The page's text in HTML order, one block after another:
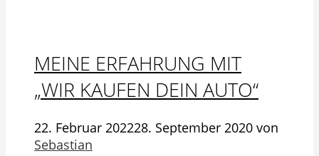
MEINE ERFAHRUNG MIT
„WIR KAUFEN DEIN AUTO“
22. Februar 202228. September 2020 von
Sebastian